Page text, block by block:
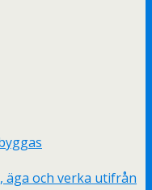
äga och verka utifrån